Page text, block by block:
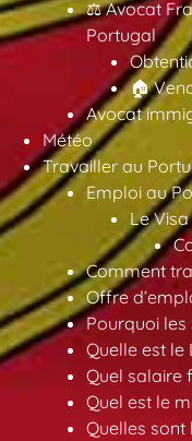
⚖️ Avocat
Portugal
🏠
Avocat
Météo
Travailler au
Emploi au
Le
Comment
Offre
Pourquoi
Quelle est le
Quel salaire
Quel est le
Quelles